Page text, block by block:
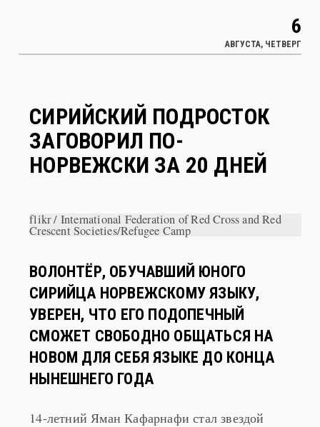
6
АВГУСТА, ЧЕТВЕРГ
СИРИЙСКИЙ ПОДРОСТОК
ЗАГОВОРИЛ ПО-
НОРВЕЖСКИ ЗА 20 ДНЕЙ
flikr / International Federation of Red Cross and Red
Crescent Societies/Refugee Camp
ВОЛОНТЁР, ОБУЧАВШИЙ ЮНОГО
СИРИЙЦА НОРВЕЖСКОМУ ЯЗЫКУ,
УВЕРЕН, ЧТО ЕГО ПОДОПЕЧНЫЙ
СМОЖЕТ СВОБОДНО ОБЩАТЬСЯ НА
НОВОМ ДЛЯ СЕБЯ ЯЗЫКЕ ДО КОНЦА
НЫНЕШНЕГО ГОДА
14-летний Яман Кафарнафи стал звездой